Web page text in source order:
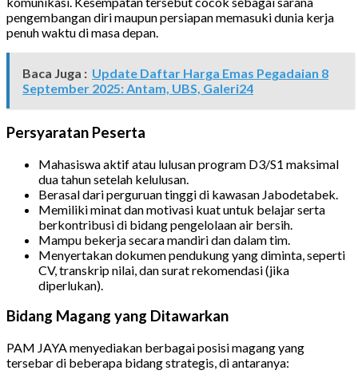
pengembangan diri maupun persiapan memasuki dunia kerja
penuh waktu di masa depan.
Baca Juga : Update Daftar Harga Emas Pegadaian 8
September 2025: Antam, UBS, Galeri24
Persyaratan Peserta
Mahasiswa aktif atau lulusan program D3/S1 maksimal
dua tahun setelah kelulusan.
Berasal dari perguruan tinggi di kawasan Jabodetabek.
Memiliki minat dan motivasi kuat untuk belajar serta
berkontribusi di bidang pengelolaan air bersih.
Mampu bekerja secara mandiri dan dalam tim.
Menyertakan dokumen pendukung yang diminta, seperti
CV, transkrip nilai, dan surat rekomendasi (jika
diperlukan).
Bidang Magang yang Ditawarkan
PAM JAYA menyediakan berbagai posisi magang yang
tersebar di beberapa bidang strategis, di antaranya: